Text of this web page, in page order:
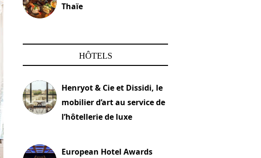
Thaïe
HÔTELS
Henryot & Cie et Dissidi, le
mobilier d’art au service de
l’hôtellerie de luxe
European Hotel Awards